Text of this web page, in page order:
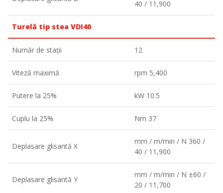
40 / 11,900
Turelă tip stea VDI40
Număr de stații 12
Viteză maximă rpm 5,400
Putere la 25% kW 10.5
Cuplu la 25% Nm 37
Deplasare glisantă X
mm / m/min / N 360 /
40 / 11,900
Deplasare glisantă Y
mm / m/min / N ±60 /
20 / 11,700